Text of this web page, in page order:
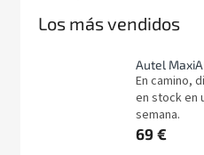
Los más vendidos
Autel
En camino,
en stock en
semana.
69 €